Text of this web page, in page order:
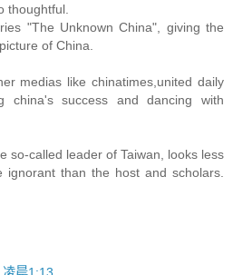
thoughtful.
"The Unknown China", giving the
of China.
medias like chinatimes,united daily
china's success and dancing with
so-called leader of Taiwan, looks less
ignorant than the host and scholars.
晨1:13